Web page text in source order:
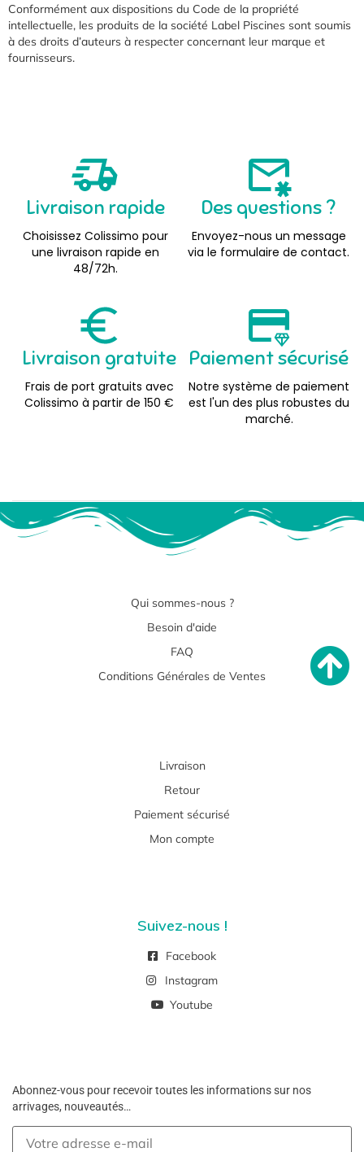
Conformément aux dispositions du Code de la propriété
intellectuelle, les produits de la société Label Piscines sont soumis
à des droits d’auteurs à respecter concernant leur marque et
fournisseurs.
Livraison rapide
Choisissez Colissimo pour
une livraison rapide en
48/72h.
Des questions ?
Envoyez-nous un message
via le formulaire de contact.
Livraison gratuite
Frais de port gratuits avec
Colissimo à partir de 150 €
Paiement sécurisé
Notre système de paiement
est l'un des plus robustes du
marché.
Qui sommes-nous ?
Besoin d'aide
FAQ
Conditions Générales de Ventes
Livraison
Retour
Paiement sécurisé
Mon compte
Suivez-nous !
Facebook
Instagram
Youtube
Abonnez-vous pour recevoir toutes les informations sur nos
arrivages, nouveautés…